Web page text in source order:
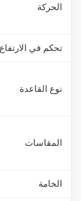
الحركة
تحكم في الارتفاع
نوع القاعدة
المقاسات
الخامة